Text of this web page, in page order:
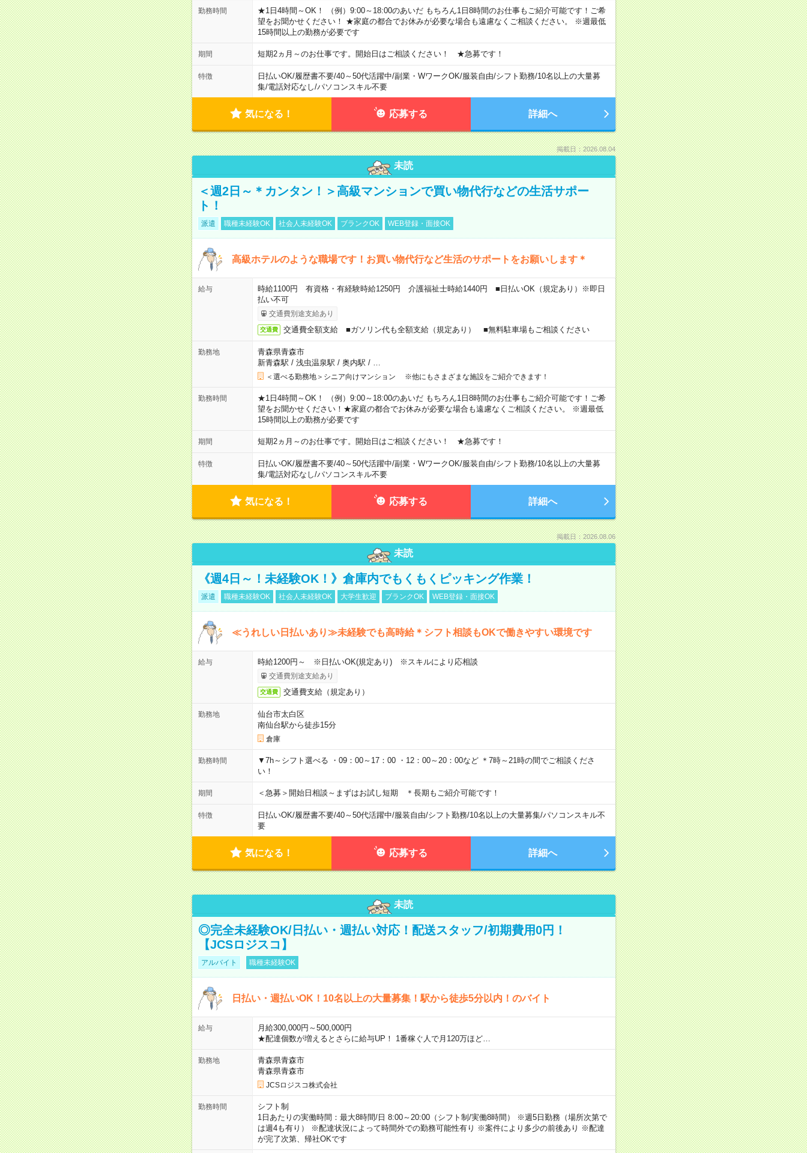
勤務時間
★1日4時間～OK！ （例）9:00～18:00のあいだ もちろん1日8時間のお仕事もご紹介可能です！ご希
望をお聞かせください！ ★家庭の都合でお休みが必要な場合も遠慮なくご相談ください。 ※週最低
15時間以上の勤務が必要です
期間 短期2ヵ月～のお仕事です。開始日はご相談ください！ ★急募です！
特徴 日払いOK/履歴書不要/40～50代活躍中/副業・WワークOK/服装自由/シフト勤務/10名以上の大量募
集/電話対応なし/パソコンスキル不要
気になる！ 応募する 詳細へ
掲載日：2026.08.04
未読
＜週2日～＊カンタン！＞高級マンションで買い物代行などの生活サポー
ト！
派遣 職種未経験OK 社会人未経験OK ブランクOK WEB登録・面接OK
高級ホテルのような職場です！お買い物代行など生活のサポートをお願いします＊
給与
時給1100円 有資格・有経験時給1250円 介護福祉士時給1440円 ■日払いOK（規定あり）※即日
払い不可
交通費別途支給あり
交通費 交通費全額支給 ■ガソリン代も全額支給（規定あり） ■無料駐車場もご相談ください
勤務地
青森県青森市
新青森駅 / 浅虫温泉駅 / 奥内駅 /
＜選べる勤務地＞シニア向けマンション ※他にもさまざまな施設をご紹介できます！
勤務時間
★1日4時間～OK！ （例）9:00～18:00のあいだ もちろん1日8時間のお仕事もご紹介可能です！ご希
望をお聞かせください！★家庭の都合でお休みが必要な場合も遠慮なくご相談ください。 ※週最低
15時間以上の勤務が必要です
期間 短期2ヵ月～のお仕事です。開始日はご相談ください！ ★急募です！
特徴 日払いOK/履歴書不要/40～50代活躍中/副業・WワークOK/服装自由/シフト勤務/10名以上の大量募
集/電話対応なし/パソコンスキル不要
気になる！ 応募する 詳細へ
掲載日：2026.08.06
未読
《週4日～！未経験OK！》倉庫内でもくもくピッキング作業！
派遣 職種未経験OK 社会人未経験OK 大学生歓迎 ブランクOK WEB登録・面接OK
≪うれしい日払いあり≫未経験でも高時給＊シフト相談もOKで働きやすい環境です
給与 時給1200円～ ※日払いOK(規定あり) ※スキルにより応相談
交通費別途支給あり
交通費 交通費支給（規定あり）
勤務地
仙台市太白区
南仙台駅から徒歩15分
倉庫
勤務時間
▼7h～シフト選べる ・09：00～17：00 ・12：00～20：00など ＊7時～21時の間でご相談くださ
い！
期間 ＜急募＞開始日相談～まずはお試し短期 ＊長期もご紹介可能です！
特徴 日払いOK/履歴書不要/40～50代活躍中/服装自由/シフト勤務/10名以上の大量募集/パソコンスキル不
要
気になる！ 応募する 詳細へ
未読
◎完全未経験OK/日払い・週払い対応！配送スタッフ/初期費用0円！
【JCSロジスコ】
アルバイト 職種未経験OK
日払い・週払いOK！10名以上の大量募集！駅から徒歩5分以内！のバイト
給与
月給300,000円～500,000円
★配達個数が増えるとさらに給与UP！ 1番稼ぐ人で月120万ほど…
勤務地
青森県青森市
青森県青森市
JCSロジスコ株式会社
勤務時間
シフト制
1日あたりの実働時間：最大8時間/日 8:00～20:00（シフト制/実働8時間） ※週5日勤務（場所次第で
は週4も有り） ※配達状況によって時間外での勤務可能性有り ※案件により多少の前後あり ※配達
が完了次第、帰社OKです